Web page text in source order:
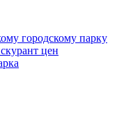
городскому парку
цен